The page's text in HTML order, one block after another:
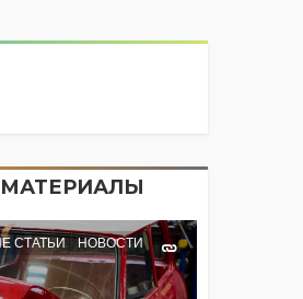
СТАТЬИ НОВОСТИ